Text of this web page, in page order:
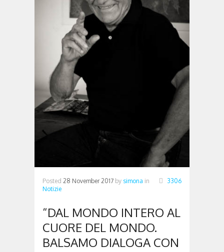
Posted 28 November 2017 by simona in
Notizie
3306
“DAL MONDO INTERO AL
CUORE DEL MONDO.
BALSAMO DIALOGA CON